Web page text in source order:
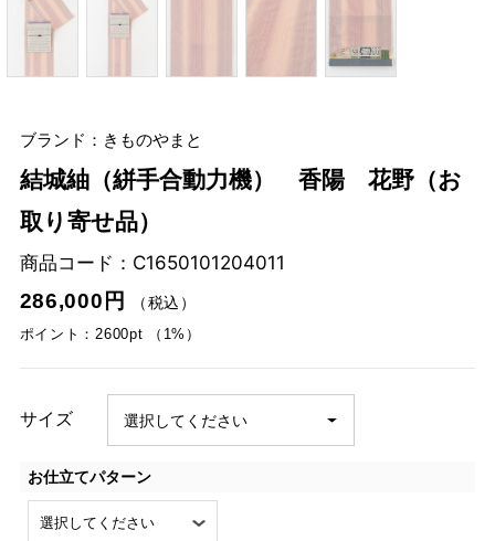
ブランド：きものやまと
結城紬（絣手合動力機） 香陽 花野（お
取り寄せ品）
商品コード： C1650101204011
286,000円
（税込）
ポイント：2600pt （1%）
サイズ
お仕立てパターン